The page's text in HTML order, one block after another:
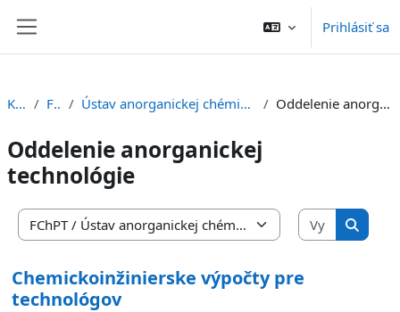
Prihlásiť sa
Kurzy FChPT Ústav anorganickej chémie, technológie a materiálov Oddelenie anorganickej technológie
Oddelenie anorganickej
technológie
Kategórie kurzov
Vyhľadať
Chemickoinžinierske výpočty pre
technológov